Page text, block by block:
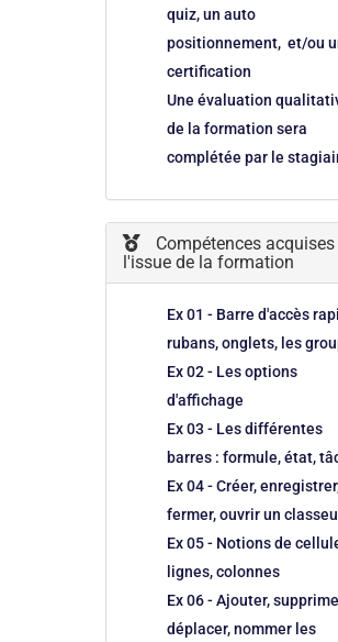
quiz, un auto
positionnement, et/ou
certification
Une évaluation
de la formation sera
complétée par le
Compétences acquises
l'issue de la formation
Ex 01 - Barre d'accès
rubans, onglets, les
Ex 02 - Les options
d'affichage
Ex 03 - Les différentes
barres : formule, état,
Ex 04 - Créer,
fermer, ouvrir un
Ex 05 - Notions de
lignes, colonnes
Ex 06 - Ajouter,
déplacer, nommer les